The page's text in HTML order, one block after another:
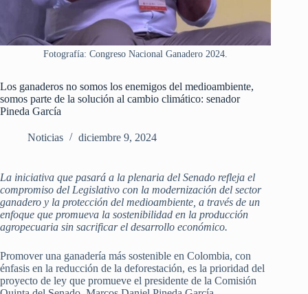
Fotografía: Congreso Nacional Ganadero 2024.
Los ganaderos no somos los enemigos del medioambiente,
somos parte de la solución al cambio climático: senador
Pineda García
Noticias diciembre 9, 2024
La iniciativa que pasará a la plenaria del Senado refleja el
compromiso del Legislativo con la modernización del sector
ganadero y la protección del medioambiente, a través de un
enfoque que promueva la sostenibilidad en la producción
agropecuaria sin sacrificar el desarrollo económico.
Promover una ganadería más sostenible en Colombia, con
énfasis en la reducción de la deforestación, es la prioridad del
proyecto de ley que promueve el presidente de la Comisión